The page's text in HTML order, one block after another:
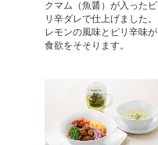
クマム（魚醤）が入ったピ
リ辛ダレで仕上げました。
レモンの風味とピリ辛味が
食欲をそそります。